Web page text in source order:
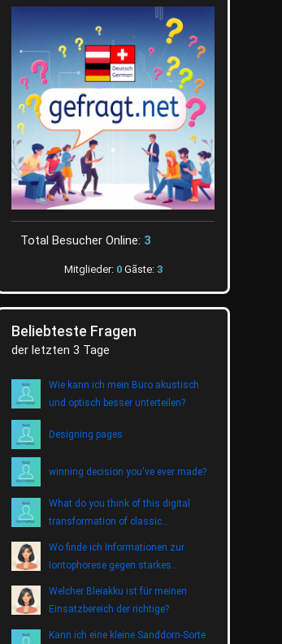
Total Besucher Online: 3
Mitglieder: 0Gãste: 3
Beliebteste Fragen
der letzten 3 Tage
Wie kann ich mein Büro akustisch
und optisch besser unterteilen?
Designing pages
winning decision you've ever made?
What do you think of this digital
transformation of classic
Wo finde ich Informationen zur
Iontophorese gegen starkes
Welcher Bleiakku ist für meinen
Einsatzbereich der richtige?
Kann ich eine kleine Sanddorn-Sorte